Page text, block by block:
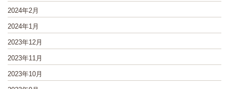
2024年2月
2024年1月
2023年12月
2023年11月
2023年10月